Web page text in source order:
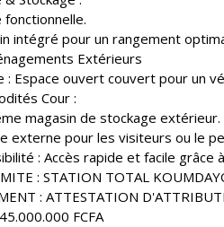
fonctionnelle.
intégré pour un rangement
Extérieurs
: Espace ouvert couvert pour un
Cour :
magasin de stockage extérieur.
externe pour les visiteurs ou le
: Accès rapide et facile
: STATION TOTAL
: ATTESTATION
FCFA